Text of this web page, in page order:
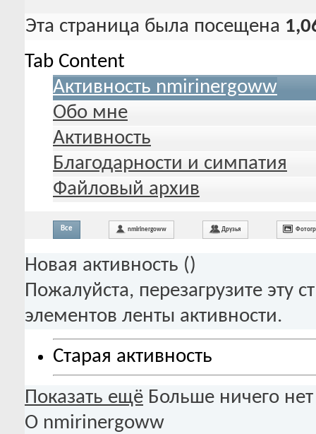
Эта страница была посещена
Tab Content
Активность nmirinergoww
Обо мне
Активность
Благодарности и симпатия
Файловый архив
Все nmirinergoww Друзья
Новая активность ()
Пожалуйста, перезагрузите эту
элементов ленты активности.
Старая активность
Показать ещё Больше ничего нет
О nmirinergoww